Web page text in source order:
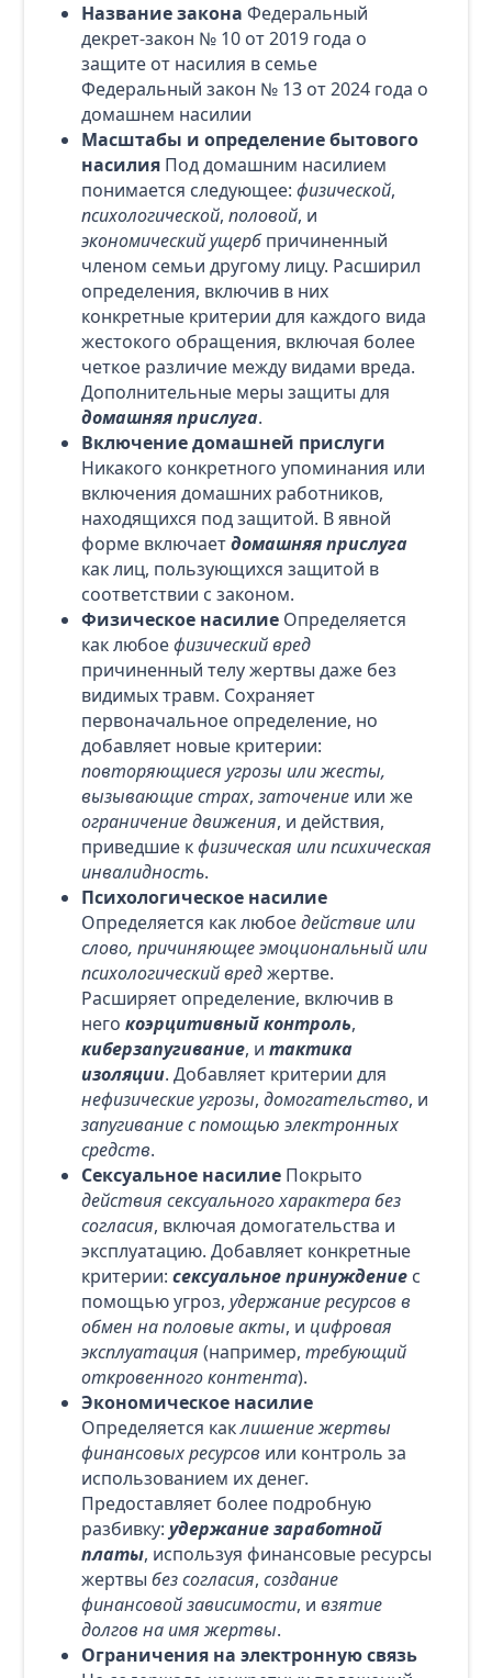
Название закона Федеральный
декрет-закон № 10 от 2019 года о
защите от насилия в семье
Федеральный закон № 13 от 2024 года о
домашнем насилии
Масштабы и определение бытового
насилияПод домашним насилием
понимается следующее: физической,
психологической, половой, и
экономический ущербпричиненный
членом семьи другому лицу. Расширил
определения, включив в них
конкретные критерии для каждого вида
жестокого обращения, включая более
четкое различие между видами вреда.
Дополнительные меры защиты для
домашняя прислуга.
Включение домашней прислуги
Никакого конкретного упоминания или
включения домашних работников,
находящихся под защитой. В явной
форме включаетдомашняя прислуга
как лиц, пользующихся защитой в
соответствии с законом.
Физическое насилиеОпределяется
как любоефизический вред
причиненный телу жертвы даже без
видимых травм. Сохраняет
первоначальное определение, но
добавляет новые критерии:
повторяющиеся угрозы или жесты,
вызывающие страх, заточениеили же
ограничение движения, и действия,
приведшие кфизическая или психическая
инвалидность.
Психологическое насилие
Определяется как любоедействие или
слово, причиняющее эмоциональный или
психологический вреджертве.
Расширяет определение, включив в
него коэрцитивный контроль,
киберзапугивание, и тактика
изоляции. Добавляет критерии для
нефизические угрозы, домогательство, и
запугивание с помощью электронных
средств.
Сексуальное насилиеПокрыто
действия сексуального характера без
согласия, включая домогательства и
эксплуатацию. Добавляет конкретные
критерии: сексуальное принуждениес
помощью угроз, удержание ресурсов в
обмен на половые акты, и цифровая
эксплуатация (например, требующий
откровенного контента).
Экономическое насилие
Определяется каклишение жертвы
финансовых ресурсовили контроль за
использованием их денег.
Предоставляет более подробную
разбивку: удержание заработной
платы, используя финансовые ресурсы
жертвы без согласия, создание
финансовой зависимости, и взятие
долгов на имя жертвы.
Ограничения на электронную связь